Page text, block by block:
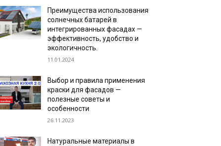
Преимущества использования
солнечных батарей в
интегрированных фасадах —
эффективность, удобство и
экологичность.
11.01.2024
Выбор и правила применения
краски для фасадов —
полезные советы и
особенности
26.11.2023
Натуральные материалы в